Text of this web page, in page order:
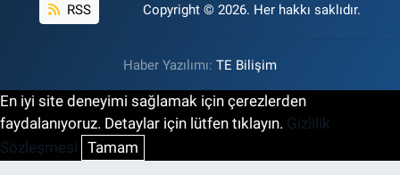
RSS Copyright © 2026. Her hakkı saklıdır.
Haber Yazılımı: TE Bilişim
En iyi site deneyimi sağlamak için çerezlerden
faydalanıyoruz. Detaylar için lütfen tıklayın. Gizlilik
Sözleşmesi Tamam